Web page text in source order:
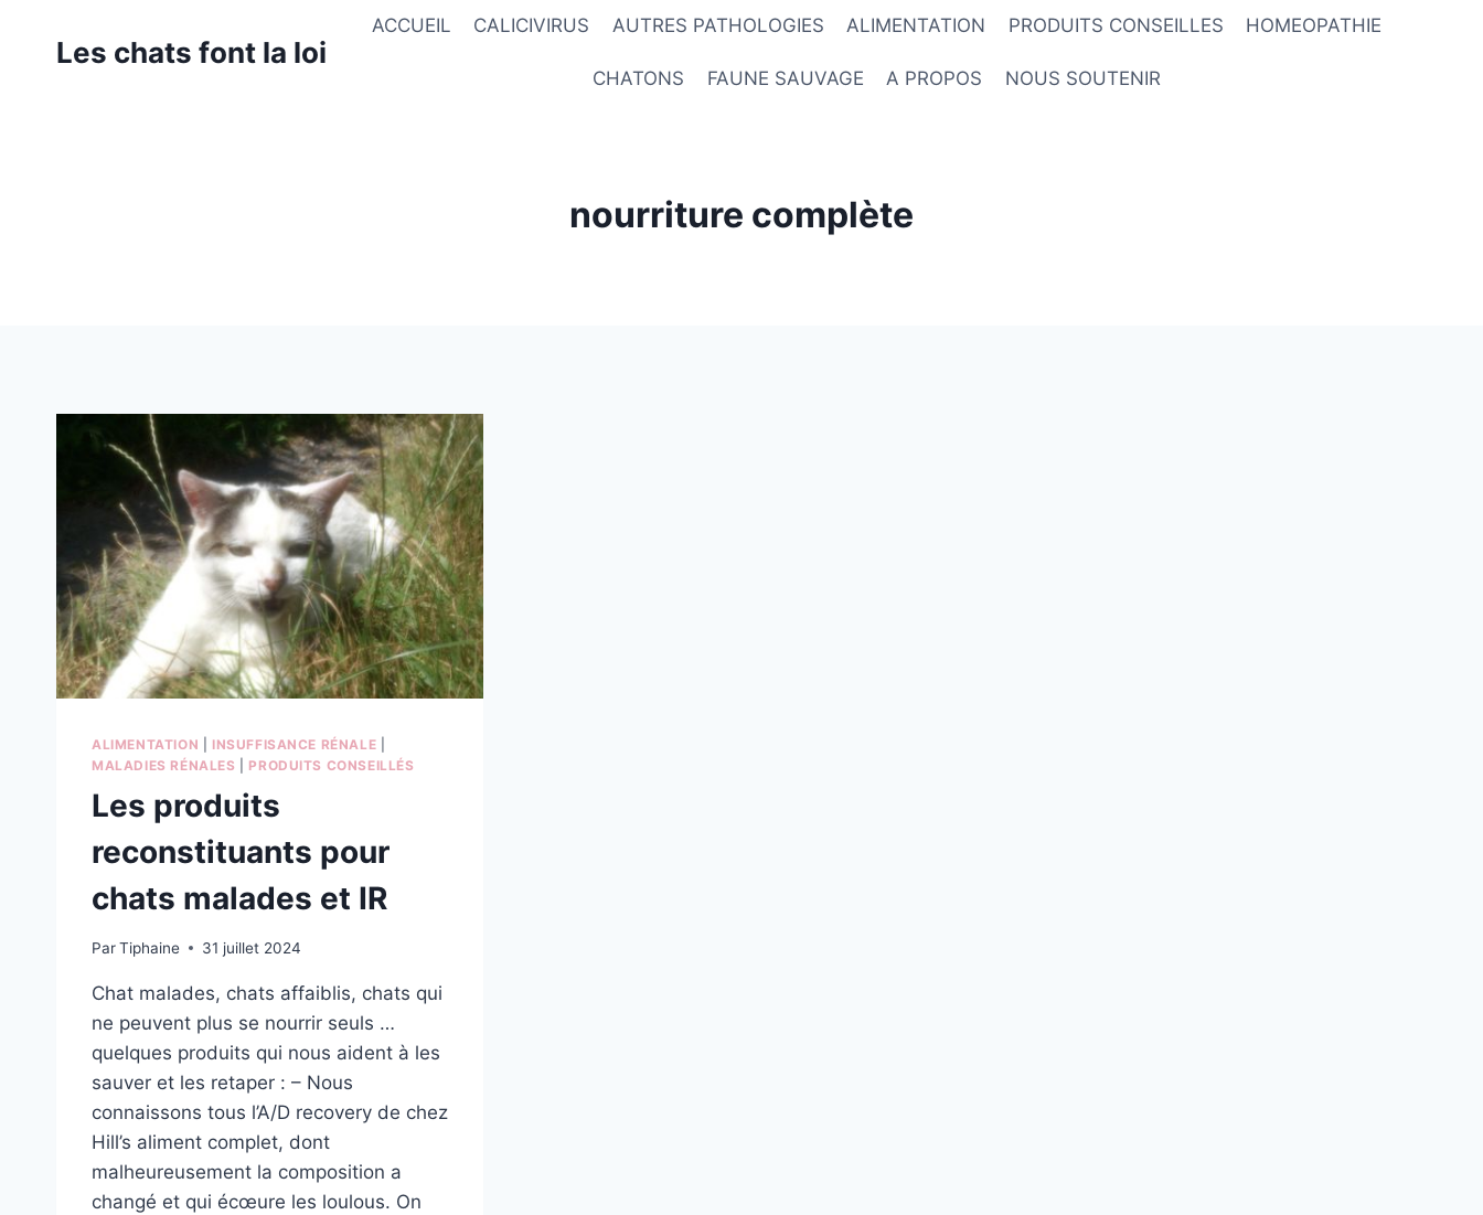
Les chats font la loi
ACCUEIL CALICIVIRUS AUTRES PATHOLOGIES ALIMENTATION PRODUITS CONSEILLES HOMEOPATHIE
CHATONS FAUNE SAUVAGE A PROPOS NOUS SOUTENIR
nourriture complète
ALIMENTATION INSUFFISANCE RÉNALE
MALADIES RÉNALES
PRODUITS CONSEILLÉS
Les produits
reconstituants pour
chats malades et IR
ParTiphaine 31 juillet 2024
Chat malades, chats affaiblis, chats qui
ne peuvent plus se nourrir seuls …
quelques produits qui nous aident à les
sauver et les retaper : – Nous
connaissons tous l’A/D recovery de chez
Hill’s aliment complet, dont
malheureusement la composition a
changé et qui écœure les loulous. On